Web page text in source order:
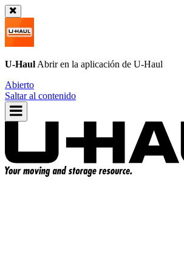
U-Haul Abrir en la aplicación de U-Haul
Abierto
Saltar al contenido